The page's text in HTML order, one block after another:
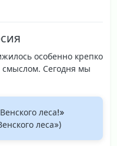
особенно крепко
Сегодня мы
леса!»
леса»)